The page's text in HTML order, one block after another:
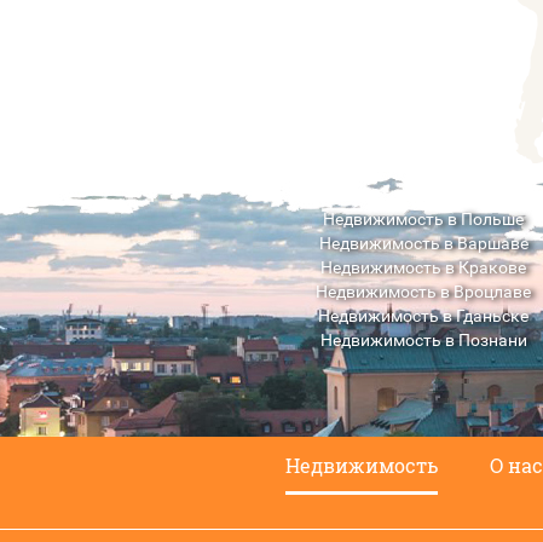
Недвижимость в Польше
Недвижимость в Варшаве
Недвижимость в Кракове
Недвижимость в Вроцлаве
Недвижимость в Гданьске
Недвижимость в Познани
Недвижимость в Люблине
Недвижимость О нас